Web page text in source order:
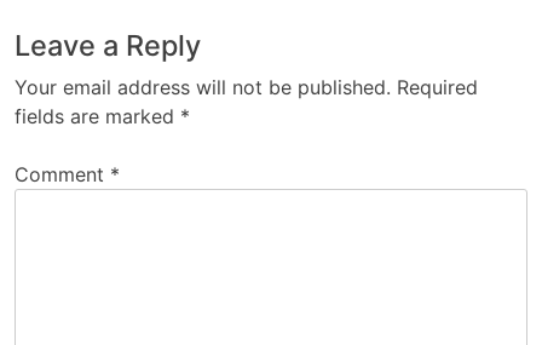
Leave a Reply
Your email address will not be published. Required
fields are marked *
Comment *